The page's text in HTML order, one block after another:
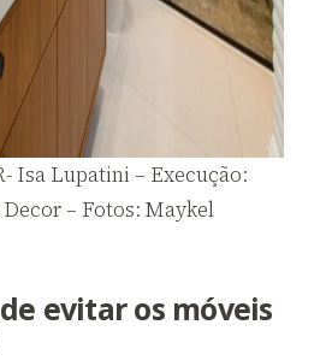
Isa Lupatini – Execução:
– Fotos: Maykel
evitar os móveis